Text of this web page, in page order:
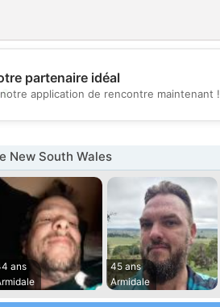
💕
partenaire idéal
application de rencontre maintenant !
New South Wales
ans
45 ans
Armidale